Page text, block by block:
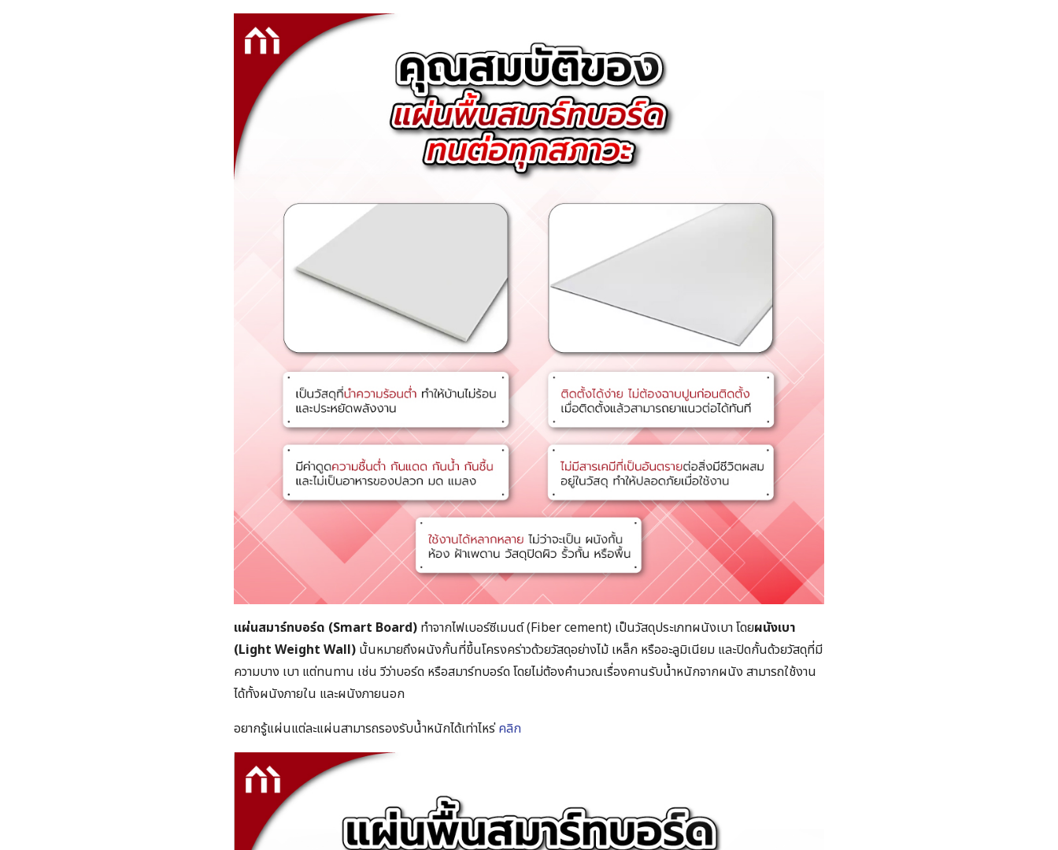
Search
for:
แผ่นสมาร์ทบอร์ด (Smart Board) ทำจากไฟเบอร์ซีเมนต์ (Fiber cement) เป็นวัสดุประเภทผนังเบา โดยผนังเบา
(Light Weight Wall) นั้นหมายถึงผนังกั้นที่ขึ้นโครงคร่าวด้วยวัสดุอย่างไม้ เหล็ก หรืออะลูมิเนียม และปิดกั้นด้วยวัสดุที่มี
ความบาง เบา แต่ทนทาน เช่น วีว่าบอร์ด หรือสมาร์ทบอร์ด โดยไม่ต้องคำนวณเรื่องคานรับน้ำหนักจากผนัง สามารถใช้งาน
ได้ทั้งผนังภายใน และผนังภายนอก
อยากรู้แผ่นแต่ละแผ่นสามารถรองรับน้ำหนักได้เท่าไหร่คลิก